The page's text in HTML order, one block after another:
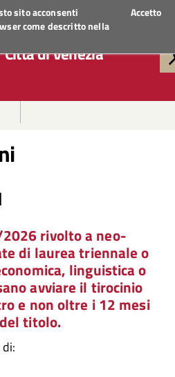
sito acconsenti
come descritto nella
Accetto
SERVIZI
Città di Venezia
su
su
2026 rivolto a neo-
di laurea triennale o
linguistica o
avviare il tirocinio
e non oltre i 12 mesi
titolo.